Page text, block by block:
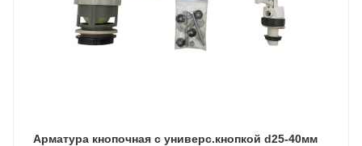
Арматура кнопочная с универс.кнопкой d25-40мм